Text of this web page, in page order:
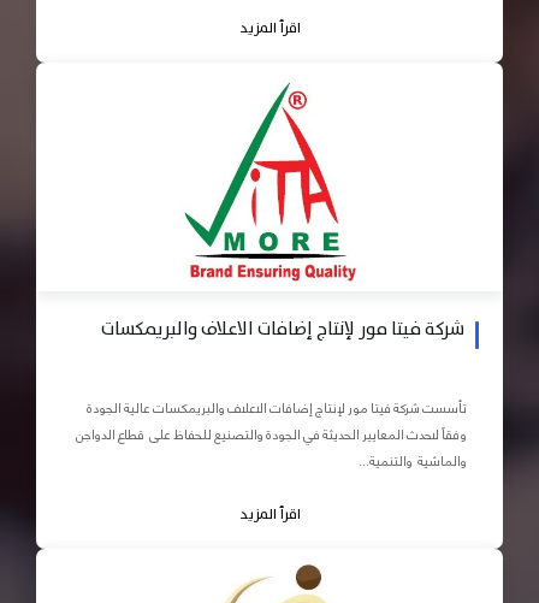
اقرأ المزيد
شركة فيتا مور لإنتاج إضافات الاعلاف والبريمكسات
تأسست شركة فيتا مور لإنتاج إضافات الاعلاف والبريمكسات عالية الجودة
وفقاً لاحدث المعايير الحديثة في الجودة والتصنيع للحفاظ على قطاع الدواجن
والماشية والتنمية...
اقرأ المزيد